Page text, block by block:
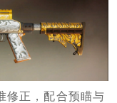
修正，配合预瞄与